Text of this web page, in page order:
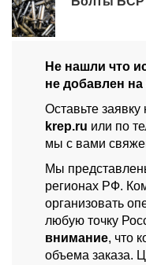
Не нашли что
не добавлен на
Оставьте
krep.ru или по
мы с вами
Мы
регионах РФ.
организовать
любую точку
внимание, что
объема заказа.